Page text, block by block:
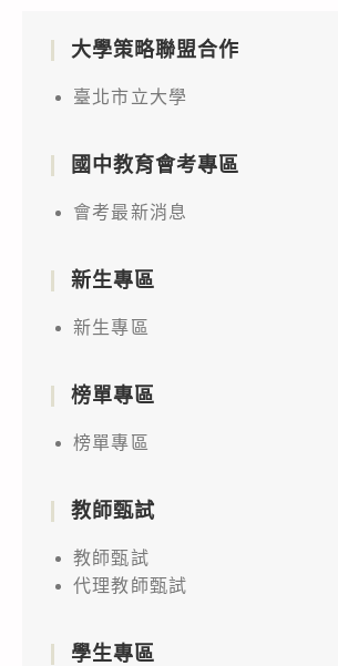
大學策略聯盟合作
臺北市立大學
國中教育會考專區
會考最新消息
新生專區
新生專區
榜單專區
榜單專區
教師甄試
教師甄試
代理教師甄試
學生專區